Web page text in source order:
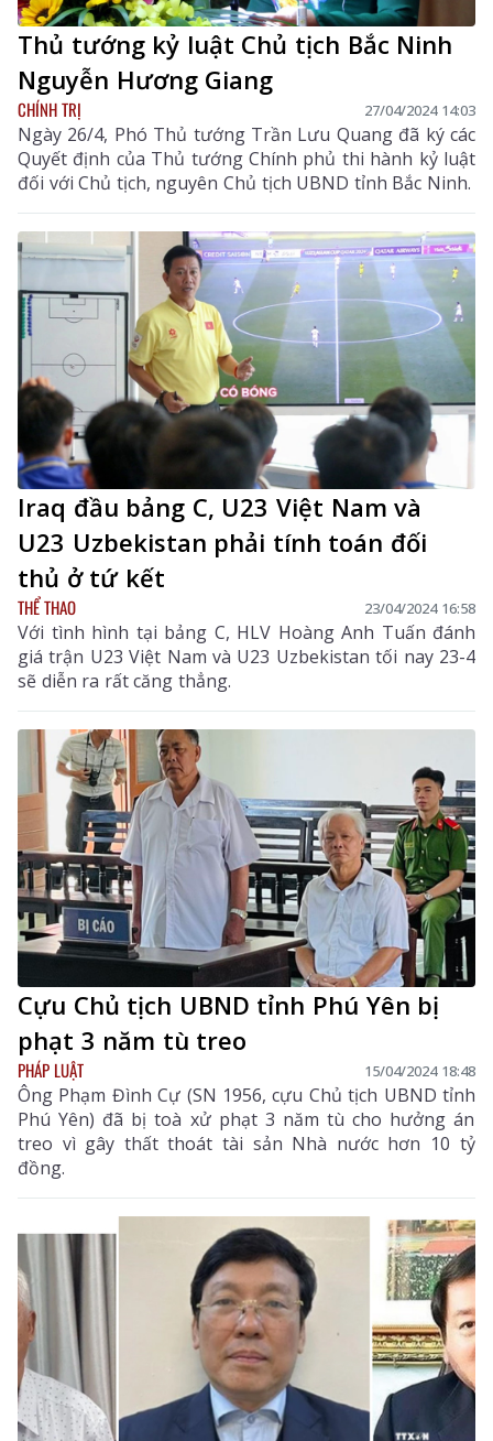
Thủ tướng kỷ luật Chủ tịch Bắc Ninh
Nguyễn Hương Giang
CHÍNH TRỊ 27/04/2024 14:03
Ngày 26/4, Phó Thủ tướng Trần Lưu Quang đã ký các
Quyết định của Thủ tướng Chính phủ thi hành kỷ luật
đối với Chủ tịch, nguyên Chủ tịch UBND tỉnh Bắc Ninh.
Iraq đầu bảng C, U23 Việt Nam và
U23 Uzbekistan phải tính toán đối
thủ ở tứ kết
THỂ THAO 23/04/2024 16:58
Với tình hình tại bảng C, HLV Hoàng Anh Tuấn đánh
giá trận U23 Việt Nam và U23 Uzbekistan tối nay 23-4
sẽ diễn ra rất căng thẳng.
Cựu Chủ tịch UBND tỉnh Phú Yên bị
phạt 3 năm tù treo
PHÁP LUẬT 15/04/2024 18:48
Ông Phạm Đình Cự (SN 1956, cựu Chủ tịch UBND tỉnh
Phú Yên) đã bị toà xử phạt 3 năm tù cho hưởng án
treo vì gây thất thoát tài sản Nhà nước hơn 10 tỷ
đồng.